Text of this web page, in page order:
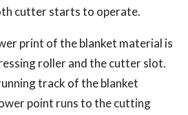
cutter starts to operate.
print of the blanket material is
roller and the cutter slot.
track of the blanket
point runs to the cutting